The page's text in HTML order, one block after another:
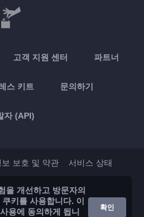
고객 지원 센터 파트너
스 키트 문의하기
자 (API)
보 보호 및 약관 서비스 상태
Google Play
을 개선하고 방문자의
키를 사용합니다. 이
용에 동의하게 됩니
확인